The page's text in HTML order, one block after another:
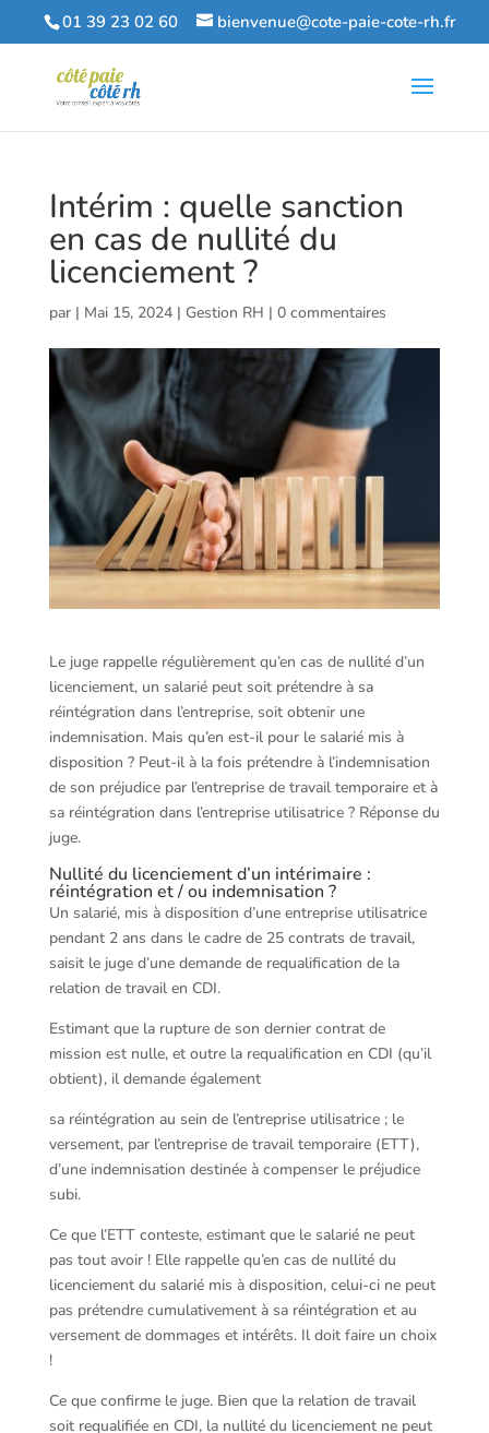
01 39 23 02 60 bienvenue@cote-paie-cote-rh.fr
Intérim : quelle sanction
en cas de nullité du
licenciement ?
par | Mai 15, 2024| Gestion RH | 0 commentaires
Le juge rappelle régulièrement qu’en cas de nullité d’un
licenciement, un salarié peut soit prétendre à sa
réintégration dans l’entreprise, soit obtenir une
indemnisation. Mais qu’en est-il pour le salarié mis à
disposition ? Peut-il à la fois prétendre à l’indemnisation
de son préjudice par l’entreprise de travail temporaire et à
sa réintégration dans l’entreprise utilisatrice ? Réponse du
juge.
Nullité du licenciement d’un intérimaire :
réintégration et / ou indemnisation ?
Un salarié, mis à disposition d’une entreprise utilisatrice
pendant 2 ans dans le cadre de 25 contrats de travail,
saisit le juge d’une demande de requalification de la
relation de travail en CDI.
Estimant que la rupture de son dernier contrat de
mission est nulle, et outre la requalification en CDI (qu’il
obtient), il demande également
sa réintégration au sein de l’entreprise utilisatrice ; le
versement, par l’entreprise de travail temporaire (ETT),
d’une indemnisation destinée à compenser le préjudice
subi.
Ce que l’ETT conteste, estimant que le salarié ne peut
pas tout avoir ! Elle rappelle qu’en cas de nullité du
licenciement du salarié mis à disposition, celui-ci ne peut
pas prétendre cumulativement à sa réintégration et au
versement de dommages et intérêts. Il doit faire un choix
!
Ce que confirme le juge. Bien que la relation de travail
soit requalifiée en CDI, la nullité du licenciement ne peut